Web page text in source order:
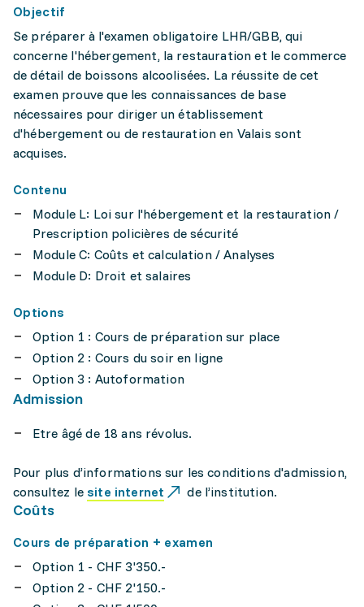
Objectif
Se préparer à l'examen obligatoire LHR/GBB, qui
concerne l'hébergement, la restauration et le commerce
de détail de boissons alcoolisées. La réussite de cet
examen prouve que les connaissances de base
nécessaires pour diriger un établissement
d'hébergement ou de restauration en Valais sont
acquises.
Contenu
Module L: Loi sur l'hébergement et la restauration /
Prescription policières de sécurité
Module C: Coûts et calculation / Analyses
Module D: Droit et salaires
Options
Option 1 : Cours de préparation sur place
Option 2 : Cours du soir en ligne
Option 3 : Autoformation
Admission
Etre âgé de 18 ans révolus.
Pour plus d’informations sur les conditions d'admission,
consultez le site internet de l’institution.
Coûts
Cours de préparation + examen
Option 1 - CHF 3'350.-
Option 2 - CHF 2'150.-